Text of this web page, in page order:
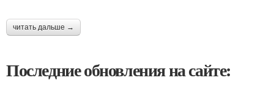
читать дальше →
Последние обновления на сайте: